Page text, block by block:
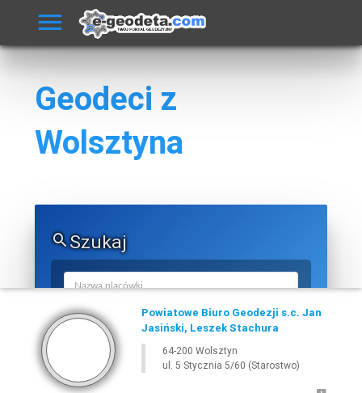
Geodeci z
Wolsztyna
Szukaj
Powiatowe Biuro Geodezji s.c. Jan
Jasiński, Leszek Stachura
64-200 Wolsztyn
ul. 5 Stycznia 5/60 (Starostwo)